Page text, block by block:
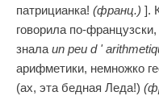
патрицианка! (франц.) ].
говорила по-французски,
знала un peu d '
арифметики, немножко
(ах, эта бедная Леда!)